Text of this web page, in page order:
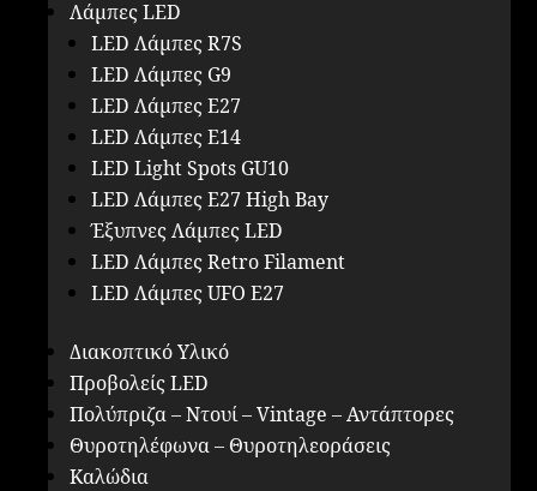
Λάμπες LED
LED Λάμπες R7S
LED Λάμπες G9
LED Λάμπες E27
LED Λάμπες E14
LED Light Spots GU10
LED Λάμπες E27 High Bay
Έξυπνες Λάμπες LED
LED Λάμπες Retro Filament
LED Λάμπες UFO E27
Διακοπτικό Υλικό
Προβολείς LED
Πολύπριζα – Ντουί – Vintage – Αντάπτορες
Θυροτηλέφωνα – Θυροτηλεοράσεις
Καλώδια